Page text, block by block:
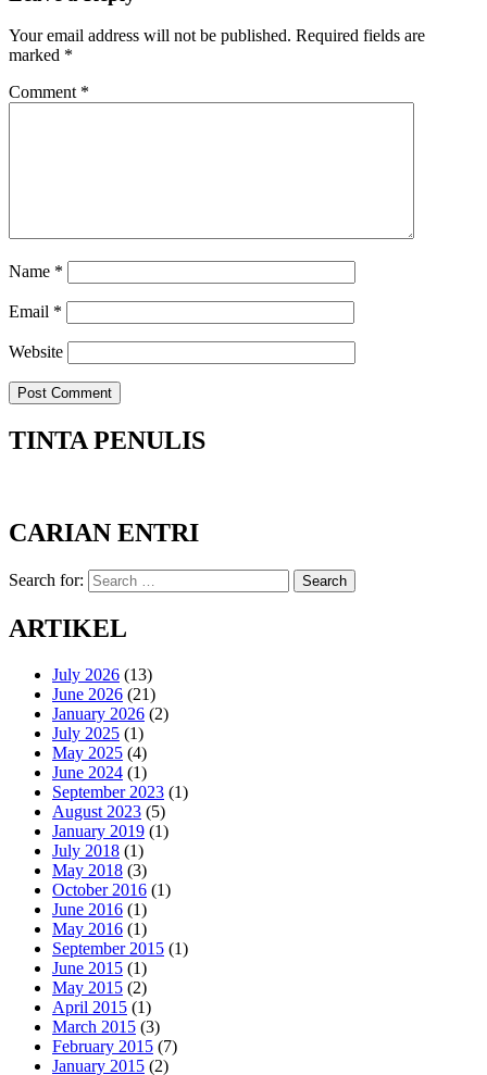
Your email address will not be published. Required fields are
marked *
Comment *
Name *
Email *
Website
TINTA PENULIS
CARIAN ENTRI
Search for: Search
ARTIKEL
July 2026 (13)
June 2026 (21)
January 2026 (2)
July 2025 (1)
May 2025 (4)
June 2024 (1)
September 2023 (1)
August 2023 (5)
January 2019 (1)
July 2018 (1)
May 2018 (3)
October 2016 (1)
June 2016 (1)
May 2016 (1)
September 2015 (1)
June 2015 (1)
May 2015 (2)
April 2015 (1)
March 2015 (3)
February 2015 (7)
January 2015 (2)